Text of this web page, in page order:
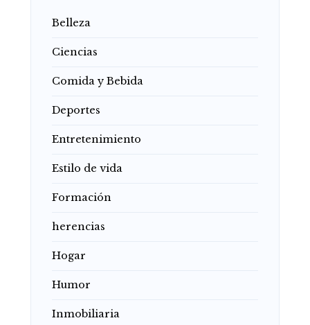
Belleza
Ciencias
Comida y Bebida
Deportes
Entretenimiento
Estilo de vida
Formación
herencias
Hogar
Humor
Inmobiliaria